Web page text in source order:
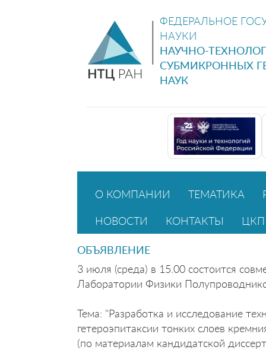
ФЕДЕРАЛЬНОЕ
НАУКИ
НАУЧНО-
СУБМИКРОННЫХ
НАУК
О КОМПАНИИ ТЕМАТИКА
НОВОСТИ КОНТАКТЫ ЦКП
ОБЪЯВЛЕНИЕ
3 июля (среда) в 15.00 состоится
Лаборатории Физики
Тема: "Разработка и исследование
гетероэпитаксии тонких слоев
(по материалам кандидатской